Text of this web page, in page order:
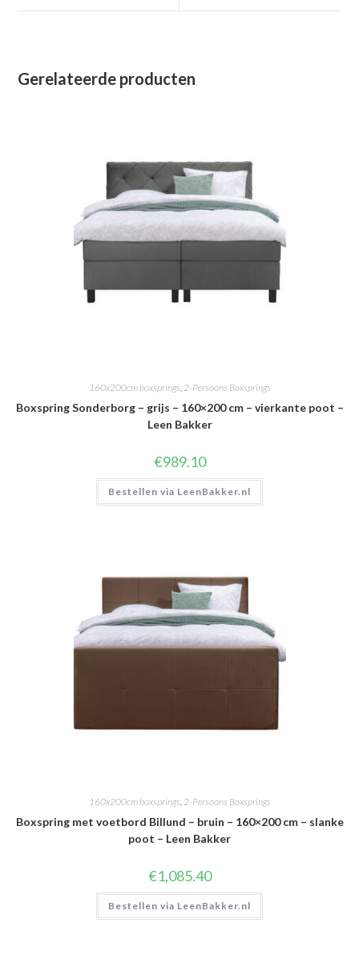
Gerelateerde producten
160x200cm boxsprings,2-Persoons Boxsprings
Boxspring Sonderborg – grijs – 160×200 cm – vierkante poot –
Leen Bakker
€989.10
Bestellen via LeenBakker.nl
160x200cm boxsprings 2-Persoons Boxsprings
Boxspring met voetbord Billund – bruin – 160×200 cm – slanke
poot – Leen Bakker
€1,085.40
Bestellen via LeenBakker.nl